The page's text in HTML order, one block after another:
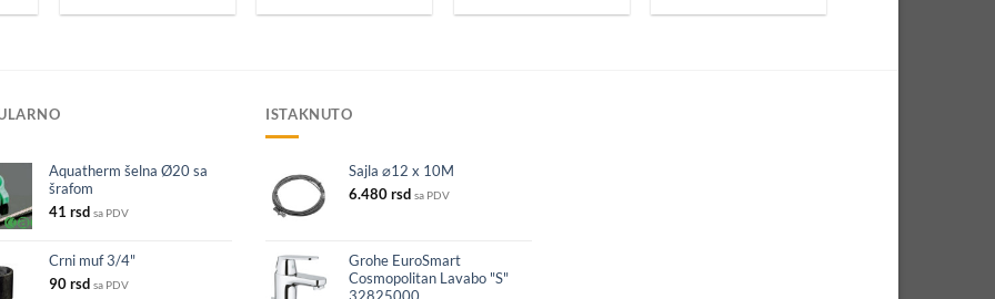
Aquatherm šelna Ø20 sa
šrafom
41 rsd sa PDV
Crni muf 3/4"
90 rsd sa PDV
ISTAKNUTO
Sajla ⌀12 x 10M
6.480 rsd sa PDV
Grohe EuroSmart
Cosmopolitan Lavabo "S"